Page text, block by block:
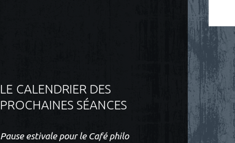
LE CALENDRIER DES
PROCHAINES SÉANCES
Pause estivale pour le Café philo